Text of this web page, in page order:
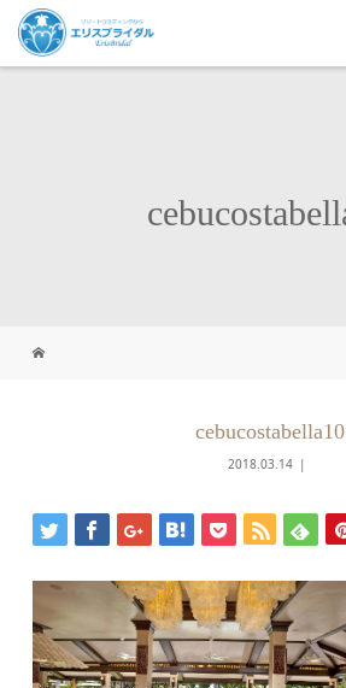
cebucostabella10
2018.03.14